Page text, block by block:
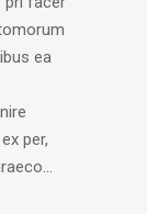
ea
per,